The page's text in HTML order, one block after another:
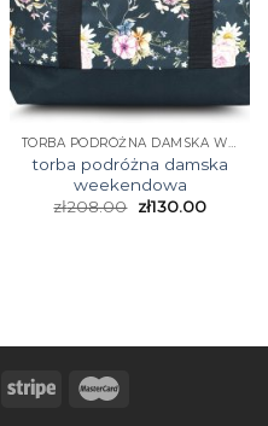
TORBA PODRÓŻNA DAMSKA WEEKENDOWA
torba podróżna damska
weekendowa
zł208.00 zł130.00